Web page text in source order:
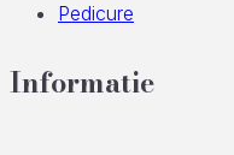
Pedicure
Informatie